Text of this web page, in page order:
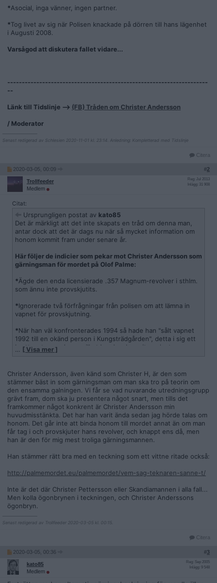
*Asocial, inga vänner, ingen partner.
*Tog livet av sig när Polisen knackade på dörren till hans lägenhet
i Augusti 2008.
Varsågod att diskutera fallet vidare...
---------------------------------------------------------------------
--
Länk till Tidslinje --> (FB) Tråden om Christer Andersson
/ Moderator
Senast redigerad av Schlesien 2020-11-01 kl. 23:14. Anledning: Kompletterad med Tidslinje
Citera
2020-03-05, 00:09 #2
Trollfeeder
Medlem
Reg: Jul 2013
Inlägg: 31 908
Citat:
Ursprungligen postat av kato85
Det är märkligt att det inte skapats en tråd om denna man,
antar dock att det är dags nu när så mycket information om
honom kommit fram under senare år.
Här följer de indicier som pekar mot Christer Andersson som
gärningsman för mordet på Olof Palme:
*Ägde den enda licensierade .357 Magnum-revolver i sthlm.
som ännu inte provskjutits.
*Ignorerade två förfrågningar från polisen om att lämna in
vapnet för provskjutning.
*När han väl konfronterades 1994 så hade han "sålt vapnet
1992 till en okänd person i Kungsträdgården", detta i sig ett
brott mot vapenlagen vilket han borde varit medveten om.
använts vid mordet (dock ej samma isotoptyp)
* Stämmer in på vittnenas beskrivning av gärningsmannen.
*Stämmer överens på 15 punkter i GMP.
*Den enda misstänkta på långa vägar som experten på GMP
Ulf Åsgård tror är GM.
Förlorade mycket pengar dagen före mordet när regeringen
Palme höjde skatten på aktievinster, vilket fick börsen att
*
Hade inget alibi för hela morddagen. Hade inget jobb. Sa
han var sjuk denna dag (medans hans anhöriga sa han var
frisk)
Bodde i Vasastan norr om biografen grand. 15 min. att
springa dit från mordplatsen.
Sågs vid konditori snett över mordplatsen vid varje årsdag
mordet enligt personal. De var rädd för hans "stirrande blick"
*Hade tidigare skjutit sönder sin TV när Olof Palme visades.
… [ Visa mer ]
Christer Andersson, även känd som Christer H, är den som
stämmer bäst in som gärningsman om man ska tro på teorin om
den ensamma galningen. Vi får se vad nuvarande utredningsgrupp
grävt fram, dom ska ju presentera något snart, men tills det
framkommer något konkrent är Christer Andersson min
huvudmisstänkta. Det har han varit ända sedan jag hörde talas om
honom. Det går inte att binda honom till mordet annat än om man
får tag i och provskjuter hans revolver, och knappt ens då, men
han är den för mig mest troliga gärningsmannen.
Han stämmer rätt bra med en teckning som ett vittne ritade också:
http://palmemordet.eu/palmemordet/vem-sag-teknaren-sanne-t/
Inte är det där Christer Pettersson eller Skandiamannen i alla fall...
Men kolla ögonbrynen i teckningen, och Christer Anderssons
ögonbryn.
Senast redigerad av Trollfeeder 2020-03-05 kl. 00:15.
Citera
2020-03-05, 00:36 #3
kato85
Medlem
Reg: Sep 2005
Inlägg: 9 548